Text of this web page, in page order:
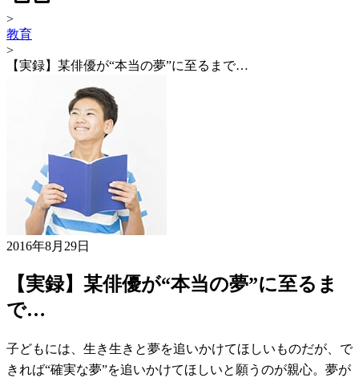
>
教育
>
【実録】某俳優が“本当の夢”に至るまで…
2016年8月29日
【実録】某俳優が“本当の夢”に至るま
で…
子どもには、生き生きと夢を追いかけてほしいものだが、で
きれば“確実な夢”を追いかけてほしいと願うのが親心。夢が